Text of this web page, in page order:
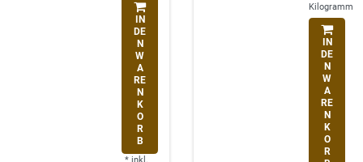
IN
DE
N
W
A
RE
N
K
O
R
B
* inkl.
Kilogramm
IN
DE
N
W
A
RE
N
K
O
R